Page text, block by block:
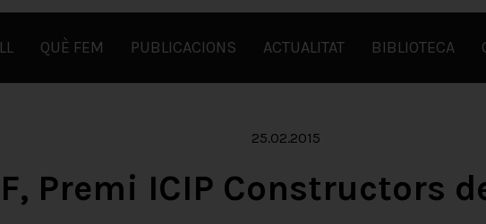
QUÈ FEM PUBLICACIONS ACTUALITAT BIBLIOTECA
25.02.2015
Premi ICIP Constructors